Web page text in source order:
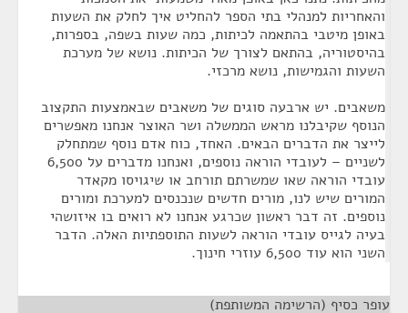
והאחריות למנהלי בתי הספר להחליט איך לחלק את השעות
באופן מיטבי בהתאמה לכיתות, כמה שעות בשפה, בספרות,
בהיסטוריה, בהתאם לצורך של הכיתות. נושא של מערכת
השעות והגמישות, נושא מרכזי.
משאבים. יש ארבעה סוגים של משאבים שבאמצעות התקצוב
הנוסף שקיבלנו מראש הממשלה ושר האוצר אנחנו מאפשרים
לייצר את הדברים הבאים. האחד, כוח אדם נוסף שמתחלק
לשניים – לעובדי הוראה נוספים, ואנחנו מדברים על 6,500
עובדי הוראה שאו שמשרתם תורחב או שיגויסו מקאדר
המורים שיש לנו, מורים חדשים שנכנסים למערכת ומורים
נוספים. זה דבר ראשון שכרגע אנחנו לא רואים בו איזושהי
בעיה לגייס עובדי הוראה לשעות התוספתיות האלה. הדבר
השני הוא עוד 6,500 עוזרי חינוך.
עופר כסיף (הרשימה המשותפת)